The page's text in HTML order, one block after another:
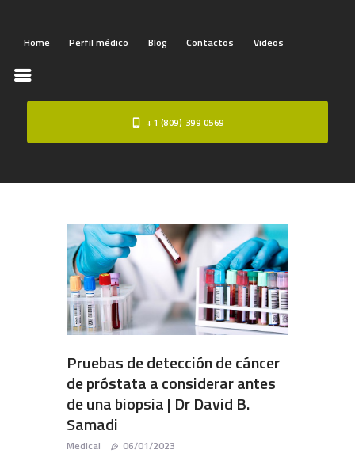
Home Perfil médico Blog Contactos Videos
+1 (809) 399 0569
BLOG
VIDEOS
Pruebas de detección de cáncer
de próstata a considerar antes
de una biopsia | Dr David B.
Samadi
Medical 06/01/2023